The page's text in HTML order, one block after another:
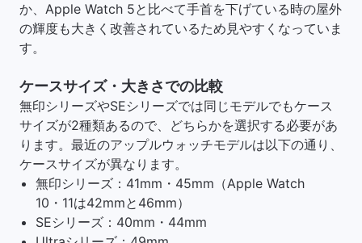
か、Apple Watch 5と比べて手首を下げている時の屋外
の輝度も大きく改善されているため見やすくなっていま
す。
ケースサイズ・大きさでの比較
無印シリーズやSEシリーズでは同じモデルでもケース
サイズが2種類あるので、どちらかを選択する必要があ
ります。最近のアップルウォッチモデルは以下の通り、
ケースサイズが異なります。
無印シリーズ：41mm・45mm（Apple Watch
10・11は42mmと46mm）
SEシリーズ：40mm・44mm